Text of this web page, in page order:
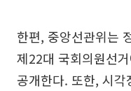
한편, 중앙선관위는
제22대 국회의원선
공개한다. 또한, 시